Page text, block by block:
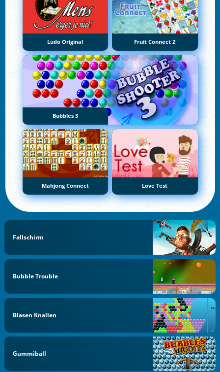
Ludo Original Fruit Connect 2
Bubbles 3
Mahjong Connect Love Test
Fallschirm
Bubble Trouble
Blasen Knallen
Gummiball